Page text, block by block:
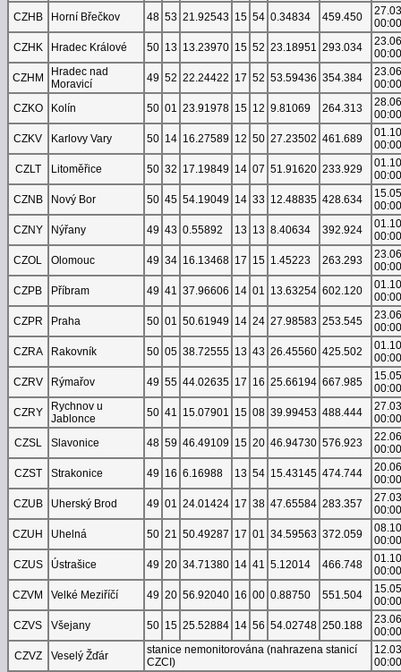
CZHB
Horní Břečkov 48 53 21.92543 15 54 0.34834 459.450
00:00
CZHK
Hradec Králové 50 13 13.23970 15 52 23.18951 293.034
00:00
CZHM
Hradec nad
Moravicí
49 52 22.24422 17 52 53.59436 354.384
00:00
CZKO
Kolín 50 01 23.91978 15 12 9.81069 264.313
00:00
CZKV
Karlovy Vary 50 14 16.27589 12 50 27.23502 461.689
00:00
CZLT
Litoměřice 50 32 17.19849 14 07 51.91620 233.929
00:00
CZNB
Nový Bor 50 45 54.19049 14 33 12.48835 428.634
00:00
CZNY
Nýřany 49 43 0.55892 13 13 8.40634 392.924
00:00
CZOL
Olomouc 49 34 16.13468 17 15 1.45223 263.293
00:00
CZPB
Příbram 49 41 37.96606 14 01 13.63254 602.120
00:00
CZPR
Praha 50 01 50.61949 14 24 27.98583 253.545
00:00
CZRA
Rakovník 50 05 38.72555 13 43 26.45560 425.502
00:00
CZRV
Rýmařov 49 55 44.02635 17 16 25.66194 667.985
00:00
CZRY
Rychnov u
Jablonce
50 41 15.07901 15 08 39.99453 488.444
00:00
CZSL
Slavonice 48 59 46.49109 15 20 46.94730 576.923
00:00
CZST
Strakonice 49 16 6.16988 13 54 15.43145 474.744
00:00
CZUB
Uherský Brod 49 01 24.01424 17 38 47.65584 283.357
00:00
CZUH
Uhelná 50 21 50.49287 17 01 34.59563 372.059
00:00
CZUS
Ústrašice 49 20 34.71380 14 41 5.12014 466.748
00:00
CZVM
Velké Meziříčí 49 20 56.92040 16 00 0.88750 551.504
00:00
CZVS
Všejany 50 15 25.52884 14 56 54.02748 250.188
00:00
CZVZ
Veselý Žďár
stanice nemonitorována (nahrazena stanicí
CZCI)
00:00